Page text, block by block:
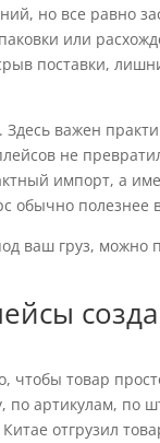
но все равно
или
поставки,
важен
не
импорт, а
обычно полезнее
ваш груз, можно
чтобы товар
артикулам, по
отгрузил